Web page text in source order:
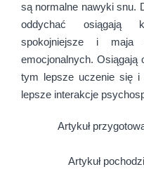
są normalne nawyki snu.
oddychać osiągają
spokojniejsze i maja
emocjonalnych. Osiągają
tym lepsze uczenie się i
lepsze interakcje
Artykuł
Artykuł